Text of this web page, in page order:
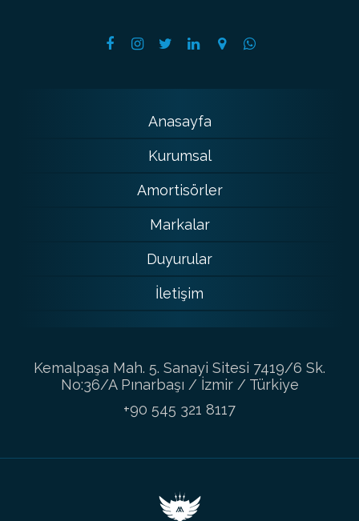
Anasayfa
Kurumsal
Amortisörler
Markalar
Duyurular
İletişim
Kemalpaşa Mah. 5. Sanayi Sitesi 7419/6 Sk.
No:36/A Pınarbaşı / İzmir / Türkiye
+90 545 321 8117